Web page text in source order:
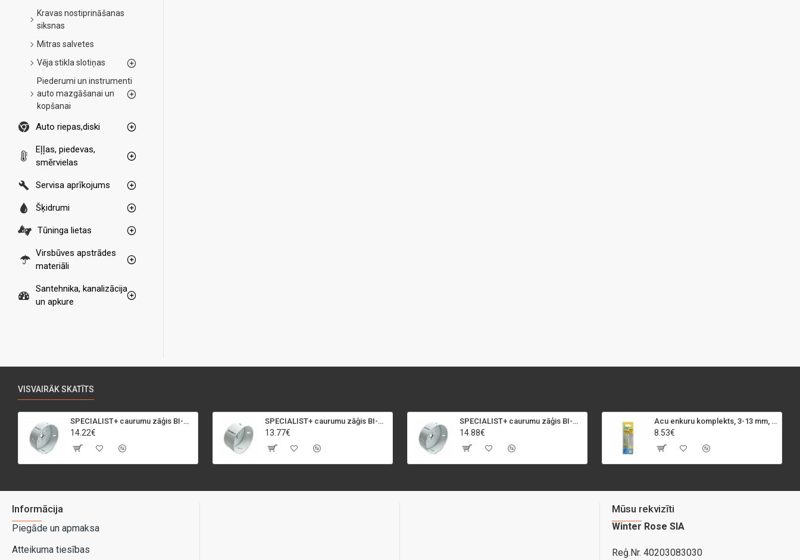
Kravas nostiprināšanas
siksnas
Mitras salvetes
Vēja stikla slotiņas
Piederumi un instrumenti
auto mazgāšanai un
kopšanai
Auto riepas,diski
Eļļas, piedevas,
smērvielas
Servisa aprīkojums
Šķidrumi
Tūninga lietas
Virsbūves apstrādes
materiāli
Santehnika, kanalizācija
un apkure
VISVAIRĀK SKATĪTS
SPECIALIST+ caurumu zāģis BI-METAL, 95 mm
14.22€
SPECIALIST+ caurumu zāģis BI-METAL, 92 mm
13.77€
SPECIALIST+ caurumu zāģis BI-METAL, 98 mm
14.88€
Acu enkuru komplekts, 3-13 mm, Rapid, 12 gab.
8.53€
Informācija
Piegāde un apmaksa
Atteikuma tiesības
Mūsu rekvizīti
Winter Rose SIA
Reģ.Nr. 40203083030